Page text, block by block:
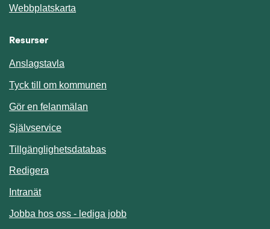
Webbplatskarta
Resurser
Anslagstavla
Tyck till om kommunen
Gör en felanmälan
SjälvserviceLänk till annan webbplats.
TillgänglighetsdatabasLänk till annan webbplats.
Redigera
IntranätLänk till annan webbplats.
Jobba hos oss - lediga jobb